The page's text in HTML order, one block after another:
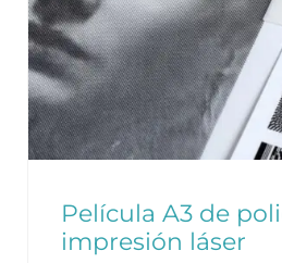
Película A3 de
impresión láser